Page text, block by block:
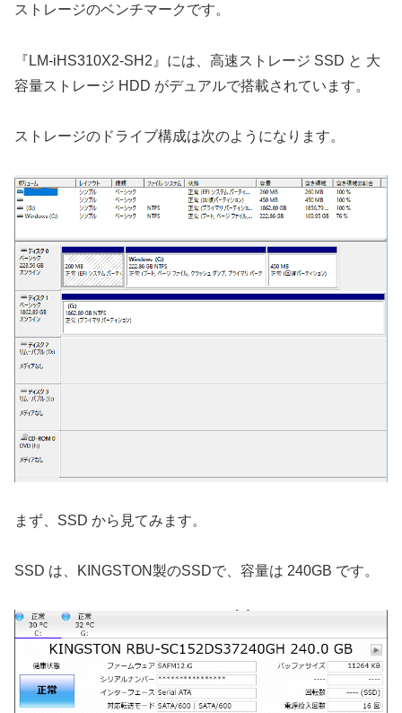
ストレージのベンチマークです。
『LM-iHS310X2-SH2』には、高速ストレージ SSD と 大
容量ストレージ HDD がデュアルで搭載されています。
ストレージのドライブ構成は次のようになります。
まず、SSD から見てみます。
SSD は、KINGSTON製のSSDで、容量は 240GB です。